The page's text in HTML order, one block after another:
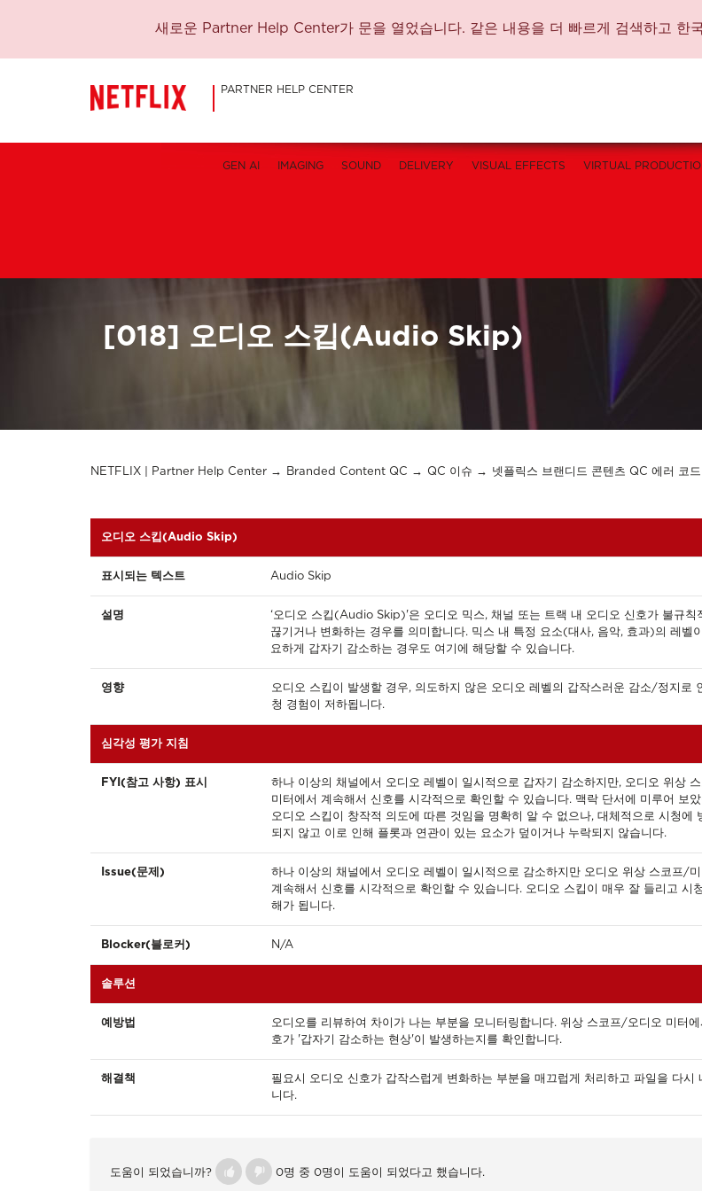
새로운 Partner Help Center가 문을 열었습니다. 같은 내용을 더 빠르게 검색하고 한
PARTNER HELP CENTER
GEN AI IMAGING SOUND DELIVERY VISUAL EFFECTS VIRTUAL
[018] 오디오 스킵(Audio Skip)
NETFLIX | Partner Help Center Branded Content QC QC 이슈 넷플릭스 브랜디드 콘텐츠 QC 에러 코드
오디오 스킵(Audio Skip)
표시되는 텍스트 Audio Skip
설명
‘오디오 스킵(Audio Skip)'은 오디오 믹스, 채널 또는 트랙 내 오디오 신호가 불규칙
끊기거나 변화하는 경우를 의미합니다. 믹스 내 특정 요소(대사, 음악, 효과)의 레벨
요하게 갑자기 감소하는 경우도 여기에 해당할 수 있습니다.
영향
오디오 스킵이 발생할 경우, 의도하지 않은 오디오 레벨의 갑작스러운 감소/정지로
청 경험이 저하됩니다.
심각성 평가 지침
FYI(참고 사항) 표시
하나 이상의 채널에서 오디오 레벨이 일시적으로 갑자기 감소하지만, 오디오 위상
미터에서 계속해서 신호를 시각적으로 확인할 수 있습니다. 맥락 단서에 미루어 보았
오디오 스킵이 창작적 의도에 따른 것임을 명확히 알 수 없으나, 대체적으로 시청에
되지 않고 이로 인해 플롯과 연관이 있는 요소가 덮이거나 누락되지 않습니다.
Issue(문제)
하나 이상의 채널에서 오디오 레벨이 일시적으로 감소하지만 오디오 위상 스코프/미
계속해서 신호를 시각적으로 확인할 수 있습니다. 오디오 스킵이 매우 잘 들리고 시
해가 됩니다.
Blocker(블로커) N/A
솔루션
예방법
오디오를 리뷰하여 차이가 나는 부분을 모니터링합니다. 위상 스코프/오디오 미터에
호가 '갑자기 감소하는 현상'이 발생하는지를 확인합니다.
해결책
필요시 오디오 신호가 갑작스럽게 변화하는 부분을 매끄럽게 처리하고 파일을 다시
니다.
도움이 되었습니까? 0명 중 0명이 도움이 되었다고 했습니다.